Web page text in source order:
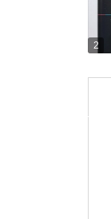
오
보
우
책
곤
알
되
2